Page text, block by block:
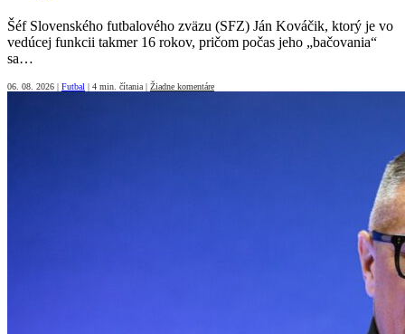
Šéf Slovenského futbalového zväzu (SFZ) Ján Kováčik, ktorý je vo
vedúcej funkcii takmer 16 rokov, pričom počas jeho „bačovania“
sa…
06. 08. 2026 | Futbal | 4 min. čítania | Žiadne komentáre